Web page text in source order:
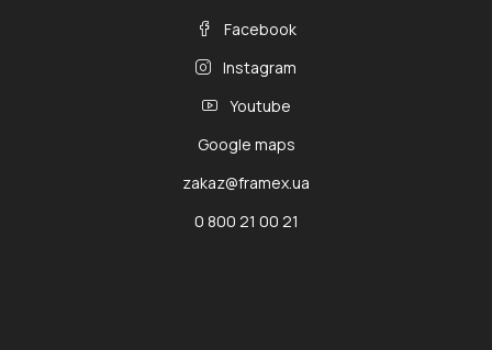
Facebook
Instagram
Youtube
Google maps
zakaz@framex.ua
0 800 21 00 21